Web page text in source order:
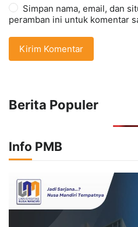
Simpan nama, email, dan
peramban ini untuk komentar
Berita Populer
Info PMB